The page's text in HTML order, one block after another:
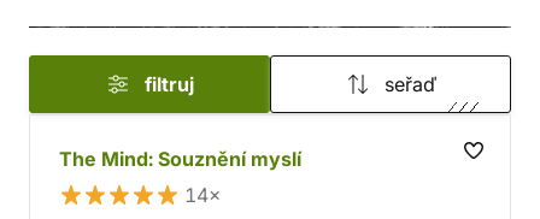
filtruj seřaď
The Mind: Souznění myslí
14×